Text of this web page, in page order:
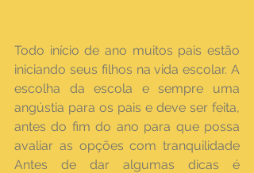
Todo início de ano muitos pais estão
iniciando seus filhos na vida escolar. A
escolha da escola e sempre uma
angústia para os pais e deve ser feita,
antes do fim do ano para que possa
avaliar as opções com tranquilidade
Antes de dar algumas dicas é